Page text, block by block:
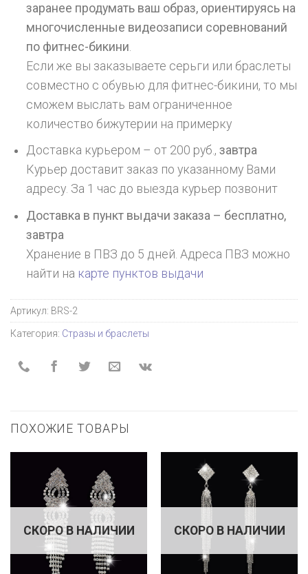
заранее продумать ваш образ, ориентируясь на
многочисленные видеозаписи соревнований
по фитнес-бикини
Если же вы заказываете серьги или браслеты
совместно с обувью для фитнес-бикини, то мы
сможем выслать вам ограниченное
количество бижутерии на примерку
Доставка курьером – от 200 руб.,завтра
Курьер доставит заказ по указанному Вами
адресу. За 1 час до выезда курьер позвонит
Доставка в пункт выдачи заказа – бесплатно,
завтра
Хранение в ПВЗ до 5 дней. Адреса ПВЗ можно
найти на карте пунктов выдачи
Артикул: BRS-2
Категория: Стразы и браслеты
ПОХОЖИЕ ТОВАРЫ
СКОРО В НАЛИЧИИ СКОРО В НАЛИЧИИ